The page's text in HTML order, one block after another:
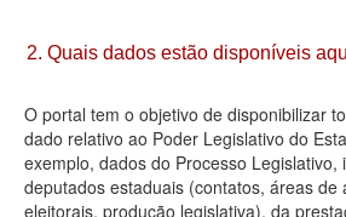
Agenda
Perguntas frequentes
2. Quais dados estão disponíveis
O portal tem o objetivo de disponibilizar
dado relativo ao Poder Legislativo do
exemplo, dados do Processo
deputados estaduais (contatos, áreas de
eleitorais, produção legislativa), da